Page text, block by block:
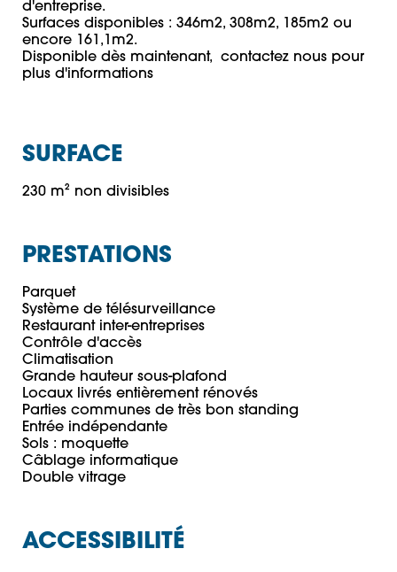
d'entreprise.
Surfaces disponibles : 346m2, 308m2, 185m2 ou
encore 161,1m2.
Disponible dès maintenant,  contactez nous pour
plus d'informations
SURFACE
230 m² non divisibles
PRESTATIONS
Parquet
Système de télésurveillance
Restaurant inter-entreprises
Contrôle d'accès
Climatisation
Grande hauteur sous-plafond
Locaux livrés entièrement rénovés
Parties communes de très bon standing
Entrée indépendante
Sols : moquette
Câblage informatique
ACCESSIBILITÉ